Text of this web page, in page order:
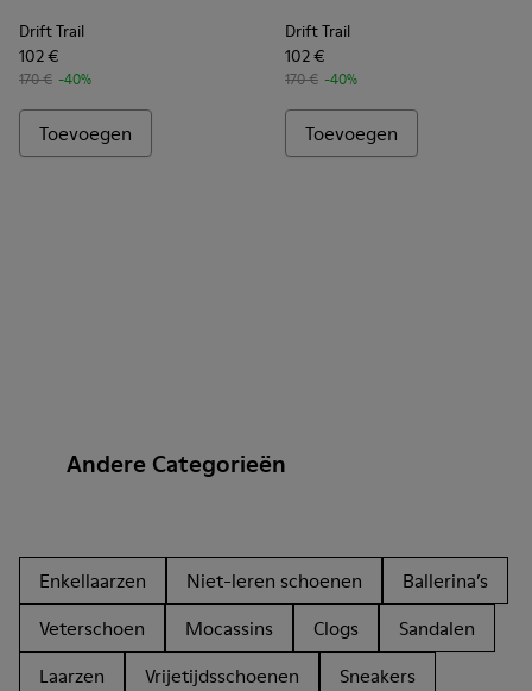
Drift Trail
102 €
170 € -40%
Toevoegen
Drift Trail
102 €
170 € -40%
Toevoegen
Andere Categorieën
Enkellaarzen Niet-leren schoenen
Ballerina’s
Veterschoen
Mocassins Clogs
Sandalen
Laarzen
Vrijetijdsschoenen
Sneakers